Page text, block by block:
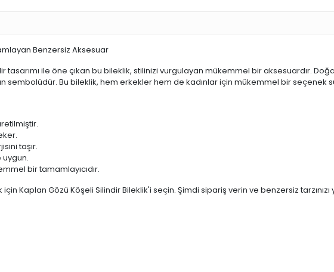
Benzersiz Aksesuar
ile öne çıkan bu bileklik, stilinizi vurgulayan mükemmel bir aksesuardır.
sembolüdür. Bu bileklik, hem erkekler hem de kadınlar için mükemmel bir seçenek
taşır.
bir tamamlayıcıdır.
Kaplan Gözü Köşeli Silindir Bileklik'i seçin. Şimdi sipariş verin ve benzersiz tarzınızı